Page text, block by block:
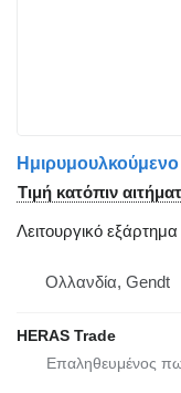
Τιμή κατόπιν
Λειτουργικό
Ολλανδία, Gendt
HERAS Trade